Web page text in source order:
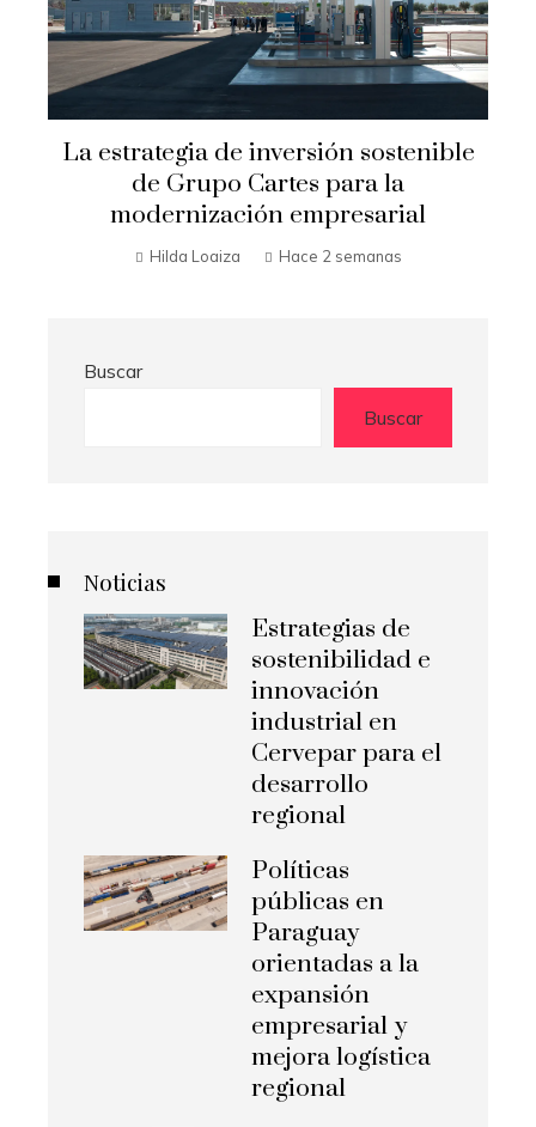
La estrategia de inversión sostenible
de Grupo Cartes para la
modernización empresarial
Hilda Loaiza Hace 2 semanas
Buscar
Buscar
Noticias
Estrategias de
sostenibilidad e
innovación
industrial en
Cervepar para el
desarrollo
regional
Políticas
públicas en
Paraguay
orientadas a la
expansión
empresarial y
mejora logística
regional